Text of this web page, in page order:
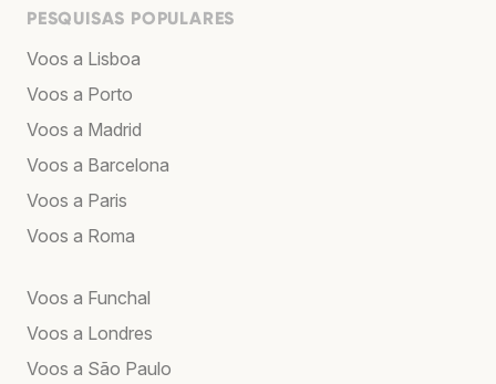
PESQUISAS POPULARES
Voos a Lisboa
Voos a Porto
Voos a Madrid
Voos a Barcelona
Voos a Paris
Voos a Roma
Voos a Funchal
Voos a Londres
Voos a São Paulo